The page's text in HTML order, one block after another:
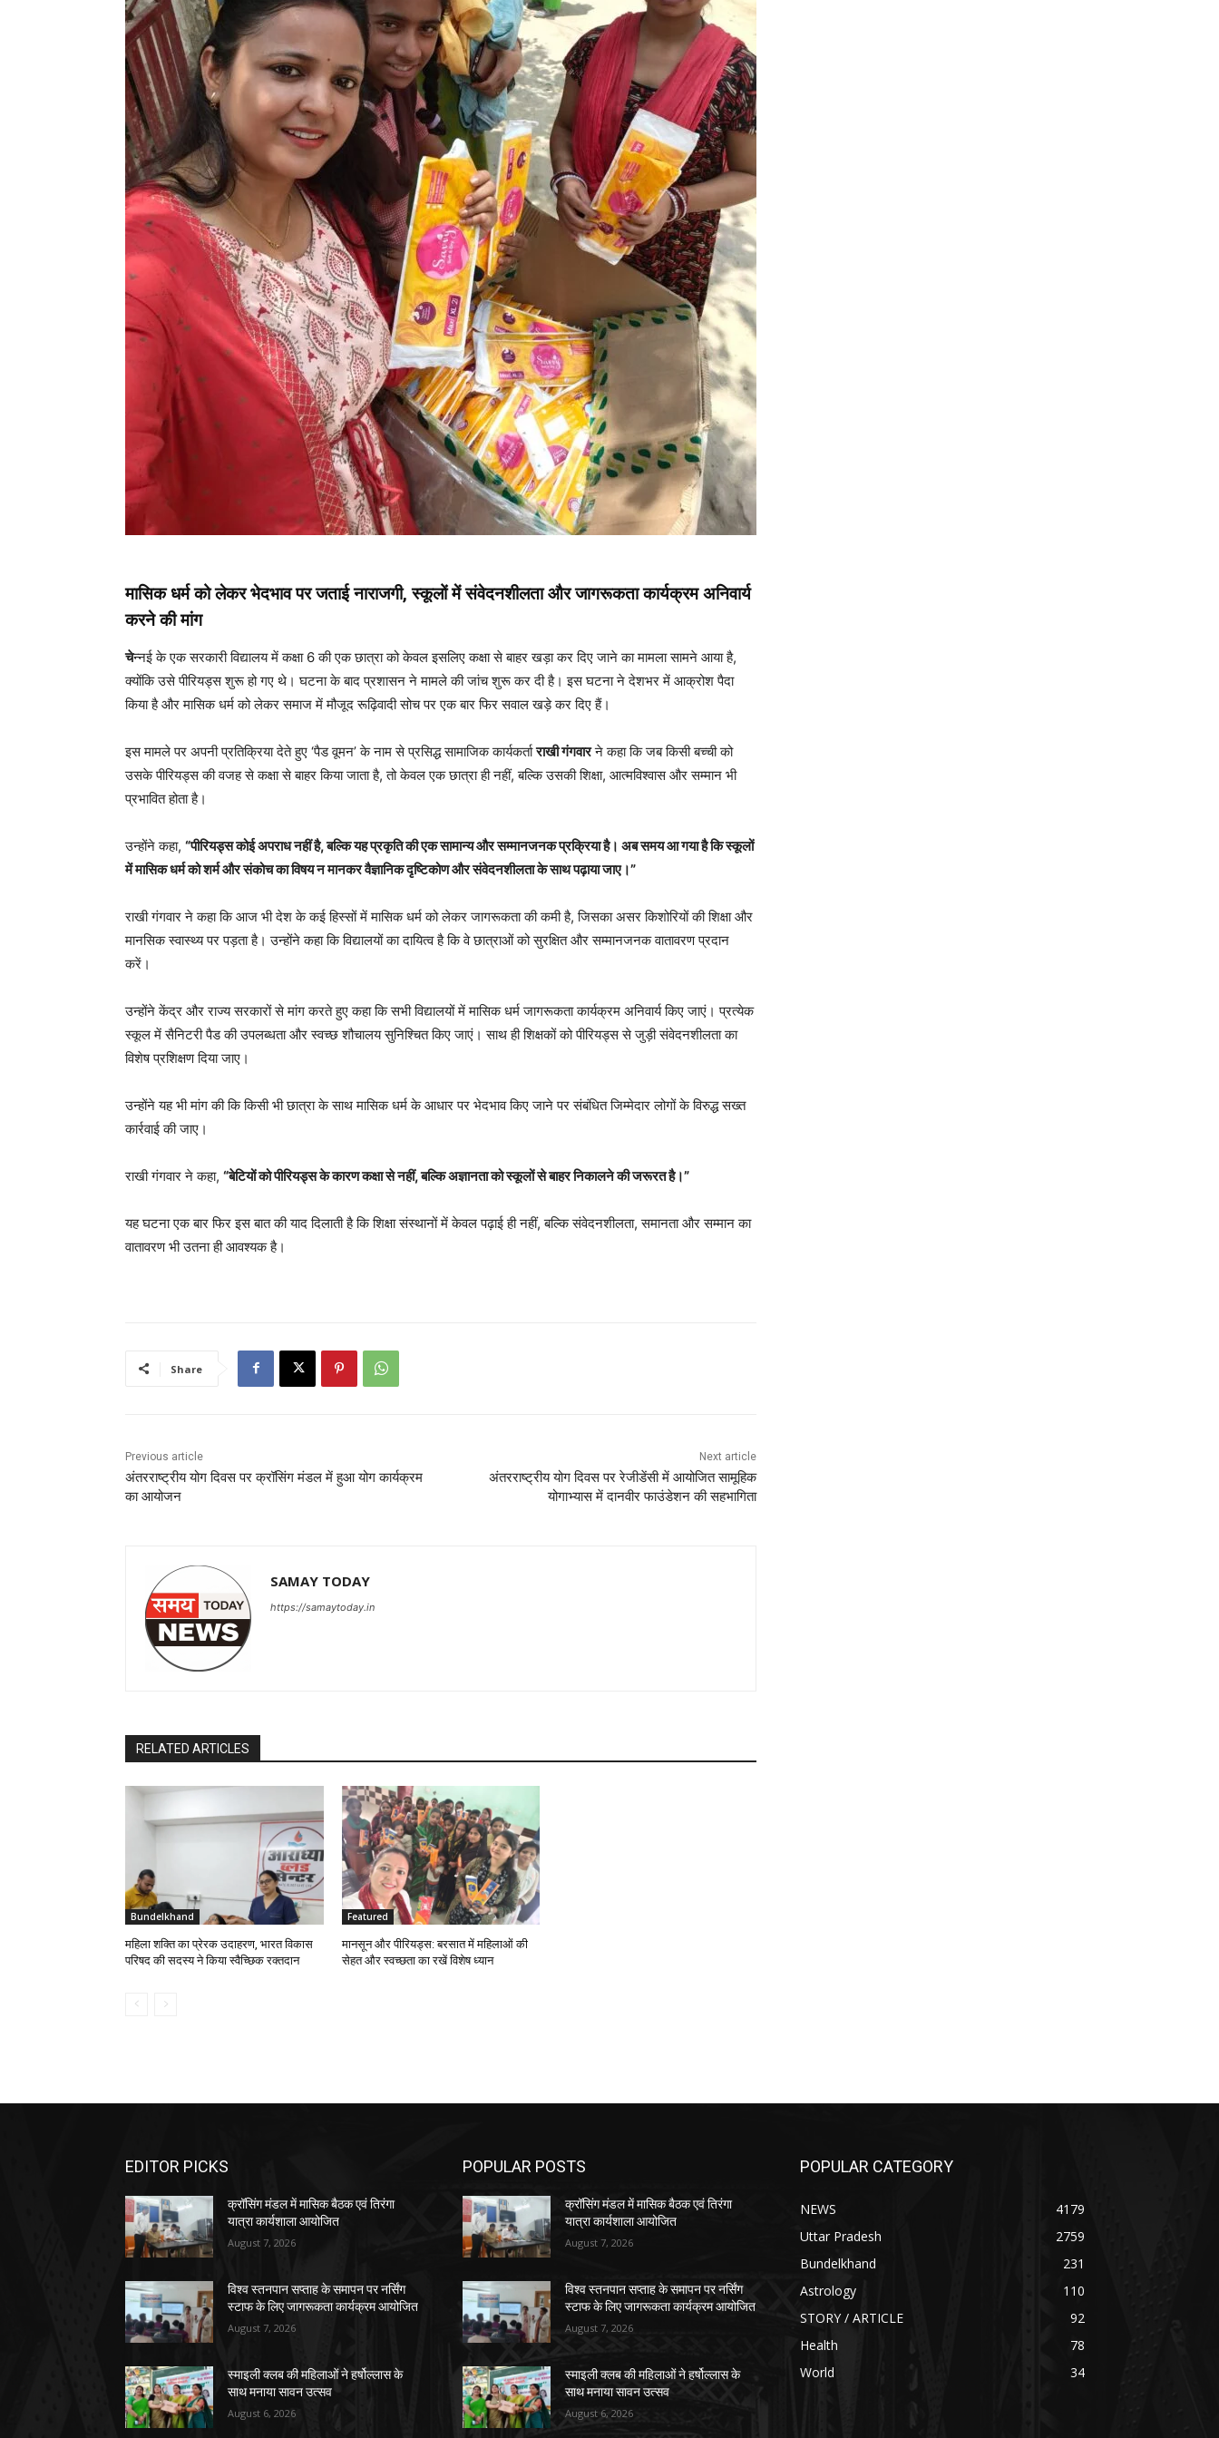
मासिक धर्म को लेकर भेदभाव पर जताई नाराजगी, स्कूलों में संवेदनशीलता और जागरूकता कार्यक्रम अनिवार्य
करने की मांग
चेन्नई के एक सरकारी विद्यालय में कक्षा 6 की एक छात्रा को केवल इसलिए कक्षा से बाहर खड़ा कर दिए जाने का मामला सामने आया है,
क्योंकि उसे पीरियड्स शुरू हो गए थे। घटना के बाद प्रशासन ने मामले की जांच शुरू कर दी है। इस घटना ने देशभर में आक्रोश पैदा
किया है और मासिक धर्म को लेकर समाज में मौजूद रूढ़िवादी सोच पर एक बार फिर सवाल खड़े कर दिए हैं।
इस मामले पर अपनी प्रतिक्रिया देते हुए ‘पैड वूमन’ के नाम से प्रसिद्ध सामाजिक कार्यकर्ताराखी गंगवारने कहा कि जब किसी बच्ची को
उसके पीरियड्स की वजह से कक्षा से बाहर किया जाता है, तो केवल एक छात्रा ही नहीं, बल्कि उसकी शिक्षा, आत्मविश्वास और सम्मान भी
प्रभावित होता है।
उन्होंने कहा, “पीरियड्स कोई अपराध नहीं है, बल्कि यह प्रकृति की एक सामान्य और सम्मानजनक प्रक्रिया है। अब समय आ गया है कि स्कूलों
में मासिक धर्म को शर्म और संकोच का विषय न मानकर वैज्ञानिक दृष्टिकोण और संवेदनशीलता के साथ पढ़ाया जाए।”
राखी गंगवार ने कहा कि आज भी देश के कई हिस्सों में मासिक धर्म को लेकर जागरूकता की कमी है, जिसका असर किशोरियों की शिक्षा और
मानसिक स्वास्थ्य पर पड़ता है। उन्होंने कहा कि विद्यालयों का दायित्व है कि वे छात्राओं को सुरक्षित और सम्मानजनक वातावरण प्रदान
करें।
उन्होंने केंद्र और राज्य सरकारों से मांग करते हुए कहा कि सभी विद्यालयों में मासिक धर्म जागरूकता कार्यक्रम अनिवार्य किए जाएं। प्रत्येक
स्कूल में सैनिटरी पैड की उपलब्धता और स्वच्छ शौचालय सुनिश्चित किए जाएं। साथ ही शिक्षकों को पीरियड्स से जुड़ी संवेदनशीलता का
विशेष प्रशिक्षण दिया जाए।
उन्होंने यह भी मांग की कि किसी भी छात्रा के साथ मासिक धर्म के आधार पर भेदभाव किए जाने पर संबंधित जिम्मेदार लोगों के विरुद्ध सख्त
कार्रवाई की जाए।
राखी गंगवार ने कहा, “बेटियों को पीरियड्स के कारण कक्षा से नहीं, बल्कि अज्ञानता को स्कूलों से बाहर निकालने की जरूरत है।”
यह घटना एक बार फिर इस बात की याद दिलाती है कि शिक्षा संस्थानों में केवल पढ़ाई ही नहीं, बल्कि संवेदनशीलता, समानता और सम्मान का
वातावरण भी उतना ही आवश्यक है।
Share
Previous article
अंतरराष्ट्रीय योग दिवस पर क्रॉसिंग मंडल में हुआ योग कार्यक्रम
का आयोजन
Next article
अंतरराष्ट्रीय योग दिवस पर रेजीडेंसी में आयोजित सामूहिक
योगाभ्यास में दानवीर फाउंडेशन की सहभागिता
SAMAY TODAY
https://samaytoday.in
RELATED ARTICLES
Bundelkhand
महिला शक्ति का प्रेरक उदाहरण, भारत विकास
परिषद की सदस्य ने किया स्वैच्छिक रक्तदान
Featured
मानसून और पीरियड्स: बरसात में महिलाओं की
सेहत और स्वच्छता का रखें विशेष ध्यान
EDITOR PICKS
क्रॉसिंग मंडल में मासिक बैठक एवं तिरंगा
यात्रा कार्यशाला आयोजित
August 7, 2026
विश्व स्तनपान सप्ताह के समापन पर नर्सिंग
स्टाफ के लिए जागरूकता कार्यक्रम आयोजित
August 7, 2026
स्माइली क्लब की महिलाओं ने हर्षोल्लास के
साथ मनाया सावन उत्सव
August 6, 2026
POPULAR POSTS
क्रॉसिंग मंडल में मासिक बैठक एवं तिरंगा
यात्रा कार्यशाला आयोजित
August 7, 2026
विश्व स्तनपान सप्ताह के समापन पर नर्सिंग
स्टाफ के लिए जागरूकता कार्यक्रम आयोजित
August 7, 2026
स्माइली क्लब की महिलाओं ने हर्षोल्लास के
साथ मनाया सावन उत्सव
August 6, 2026
POPULAR CATEGORY
NEWS
4179
Uttar Pradesh
2759
Bundelkhand
231
Astrology
110
STORY / ARTICLE
92
Health
78
World
34